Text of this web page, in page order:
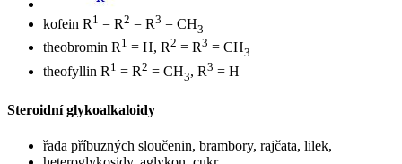
kofein R 1 = R2 = R3 = CH3
theobromin R1 = H, R2 = R3 = CH3
theofyllin R 1 = R2 = CH3, R3 = H
Steroidní glykoalkaloidy
řada příbuzných sloučenin, brambory, rajčata, lilek,